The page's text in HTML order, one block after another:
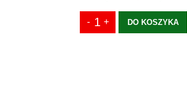
DO KOSZYKA